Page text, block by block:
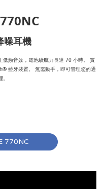
噪耳機
低頻音效，電池續航力長達 70 小時。 質
藍牙裝置。 無需動手，即可管理您的通
770NC